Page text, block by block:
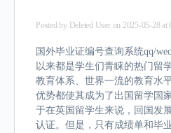
Posted by Deleted User on 2025-05-28 at
国外毕业证编号查询系统qq/
以来都是学生们青睐的热门留
教育体系、世界一流的教育水
优势都使其成为了出国留学国
于在英国留学生来说，回国发
认证。但是，只有成绩单和毕